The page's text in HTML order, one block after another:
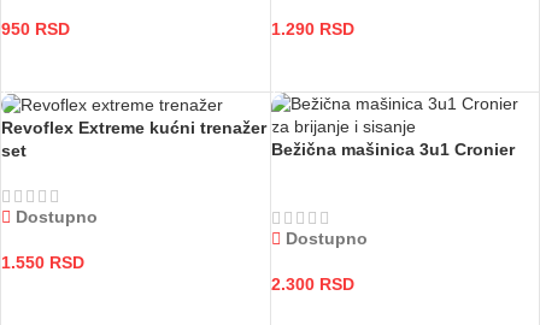
950 RSD 1.290 RSD
Revoflex Extreme kućni trenažer
set
Dostupno
1.550 RSD
Bežična mašinica 3u1 Cronier
Dostupno
2.300 RSD